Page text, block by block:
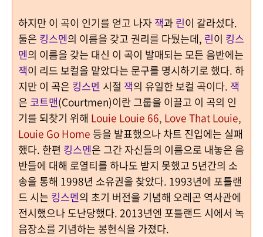
하지만 이 곡이 인기를 얻고 나자잭과린이 갈라섰다.
둘은 킹스멘의 이름을 갖고 권리를 다퉜는데, 린이 킹스
멘의 이름을 갖는 대신 이 곡이 발매되는 모든 음반에는
잭이 리드 보컬을 맡았다는 문구를 명시하기로 했다. 하
지만 이 곡은 킹스멘 시절 잭의 유일한 보컬 곡이다. 잭
은 코트맨(Courtmen)이란 그룹을 이끌고 이 곡의 인
기를 되찾기 위해 Louie Louie 66, Love That Louie,
Louie Go Home 등을 발표했으나 차트 진입에는 실패
했다. 한편 킹스멘은 그간 자신들의 이름으로 내놓은 음
반들에 대해 로열티를 하나도 받지 못했고5년간의 소
송을 통해 1998년 소유권을 찾았다. 1993년에 포틀랜
드 시는 킹스멘의 초기 버전을 기념해 오레곤 역사관에
전시했으나 도난당했다. 2013년엔 포틀랜드 시에서 녹
음장소를 기념하는 봉헌식을 가졌다.